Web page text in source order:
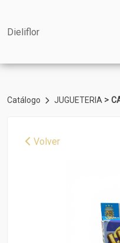
Dieliflor
Catálogo JUGUETERIA >
Volver